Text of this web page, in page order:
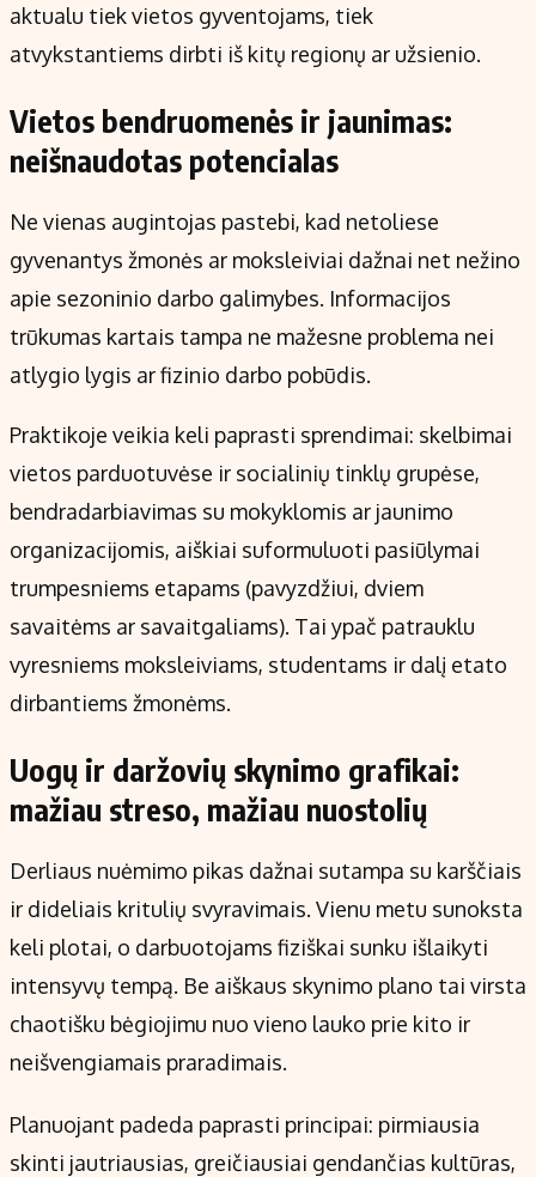
aktualu tiek vietos gyventojams, tiek
atvykstantiems dirbti iš kitų regionų ar užsienio.
Vietos bendruomenės ir jaunimas:
neišnaudotas potencialas
Ne vienas augintojas pastebi, kad netoliese
gyvenantys žmonės ar moksleiviai dažnai net nežino
apie sezoninio darbo galimybes. Informacijos
trūkumas kartais tampa ne mažesne problema nei
atlygio lygis ar fizinio darbo pobūdis.
Praktikoje veikia keli paprasti sprendimai: skelbimai
vietos parduotuvėse ir socialinių tinklų grupėse,
bendradarbiavimas su mokyklomis ar jaunimo
organizacijomis, aiškiai suformuluoti pasiūlymai
trumpesniems etapams (pavyzdžiui, dviem
savaitėms ar savaitgaliams). Tai ypač patrauklu
vyresniems moksleiviams, studentams ir dalį etato
dirbantiems žmonėms.
Uogų ir daržovių skynimo grafikai:
mažiau streso, mažiau nuostolių
Derliaus nuėmimo pikas dažnai sutampa su karščiais
ir dideliais kritulių svyravimais. Vienu metu sunoksta
keli plotai, o darbuotojams fiziškai sunku išlaikyti
intensyvų tempą. Be aiškaus skynimo plano tai virsta
chaotišku bėgiojimu nuo vieno lauko prie kito ir
neišvengiamais praradimais.
Planuojant padeda paprasti principai: pirmiausia
skinti jautriausias, greičiausiai gendančias kultūras,